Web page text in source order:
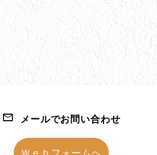
メールでお問い合わせ